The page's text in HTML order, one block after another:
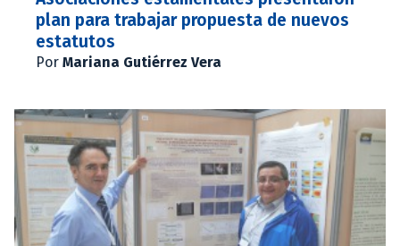
plan para trabajar propuesta de nuevos
estatutos
Por Mariana Gutiérrez Vera